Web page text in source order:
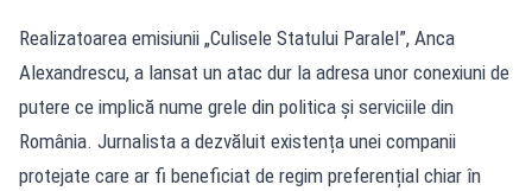
Realizatoarea emisiunii „Culisele Statului Paralel”, Anca
Alexandrescu, a lansat un atac dur la adresa unor conexiuni de
putere ce implică nume grele din politica și serviciile din
România. Jurnalista a dezvăluit existența unei companii
protejate care ar fi beneficiat de regim preferențial chiar în